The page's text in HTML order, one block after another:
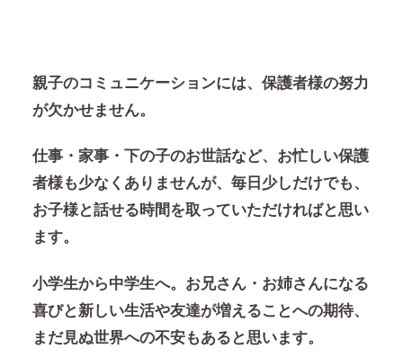
親子のコミュニケーションには、保護者様の努力
が欠かせません。
仕事・家事・下の子のお世話など、お忙しい保護
者様も少なくありませんが、毎日少しだけでも、
お子様と話せる時間を取っていただければと思い
ます。
小学生から中学生へ。 お兄さん・お姉さんになる
喜びと新しい生活や友達が増えることへの期待、
まだ見ぬ世界への不安もあると思います。